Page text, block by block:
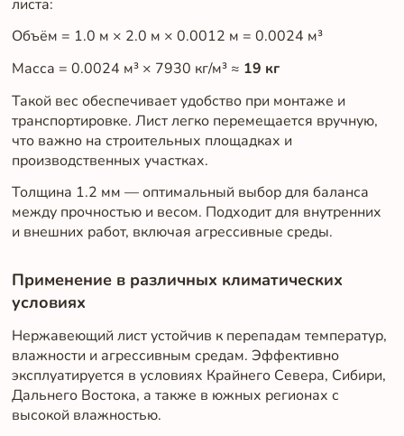
листа:
Объём = 1.0 м × 2.0 м × 0.0012 м = 0.0024 м³
Масса = 0.0024 м³ × 7930 кг/м³ ≈ 19 кг
Такой вес обеспечивает удобство при монтаже и
транспортировке. Лист легко перемещается вручную,
что важно на строительных площадках и
производственных участках.
Толщина 1.2 мм — оптимальный выбор для баланса
между прочностью и весом. Подходит для внутренних
и внешних работ, включая агрессивные среды.
Применение в различных климатических
условиях
Нержавеющий лист устойчив к перепадам температур,
влажности и агрессивным средам. Эффективно
эксплуатируется в условиях Крайнего Севера, Сибири,
Дальнего Востока, а также в южных регионах с
высокой влажностью.